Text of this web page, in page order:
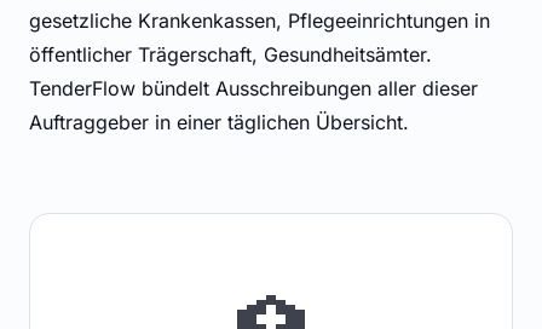
gesetzliche Krankenkassen, Pflegeeinrichtungen in
öffentlicher Trägerschaft, Gesundheitsämter.
TenderFlow bündelt Ausschreibungen aller dieser
Auftraggeber in einer täglichen Übersicht.